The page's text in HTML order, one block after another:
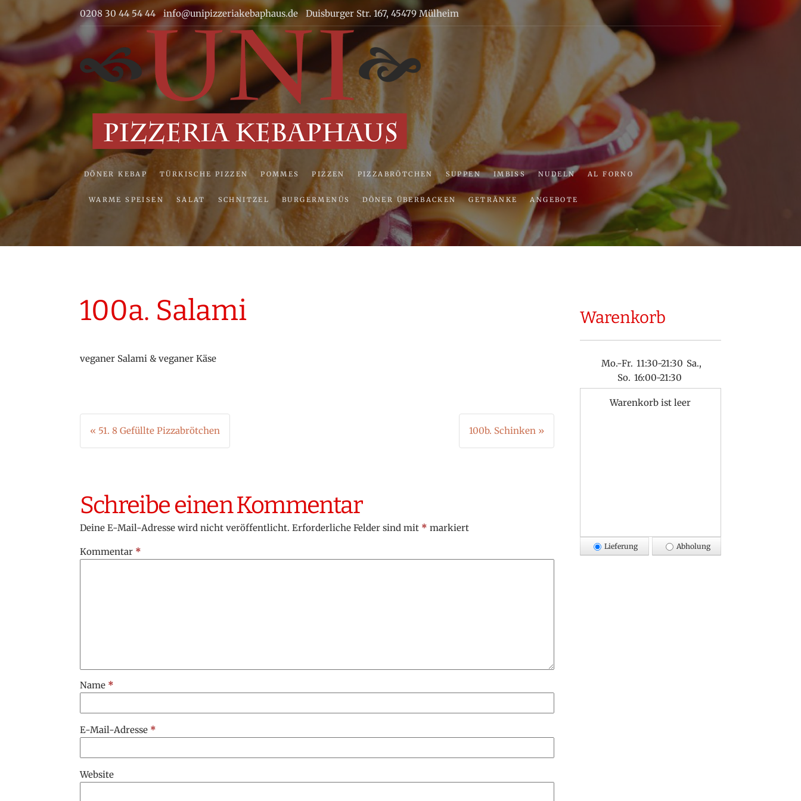
content
0208 30 44 54 44 info@unipizzeriakebaphaus.de Duisburger Str. 167, 45479 Mülheim
Uni Pizzeria
DÖNER KEBAP TÜRKISCHE PIZZEN POMMES PIZZEN PIZZABRÖTCHEN SUPPEN IMBISS NUDELN AL FORNO
WARME SPEISEN SALAT SCHNITZEL BURGERMENÜS DÖNER ÜBERBACKEN GETRÄNKE ANGEBOTE
100a. Salami
veganer Salami & veganer Käse
Beitragsnavigation
« 51. 8 Gefüllte Pizzabrötchen 100b. Schinken »
Schreibe einen Kommentar
Deine E-Mail-Adresse wird nicht veröffentlicht. Erforderliche Felder sind mit * markiert
Kommentar *
Name *
E-Mail-Adresse *
Website
Warenkorb
Mo.-Fr. 11:30-21:30 Sa.,
So. 16:00-21:30
Warenkorb ist leer
Lieferung Abholung